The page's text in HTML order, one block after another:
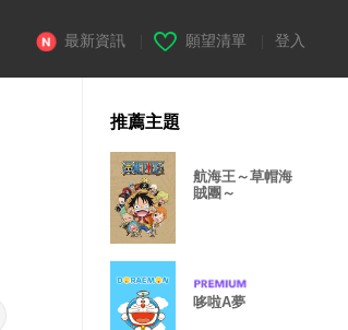
最新資訊 願望清單 登入
推薦主題
航海王～草帽海
賊團～
哆啦A夢